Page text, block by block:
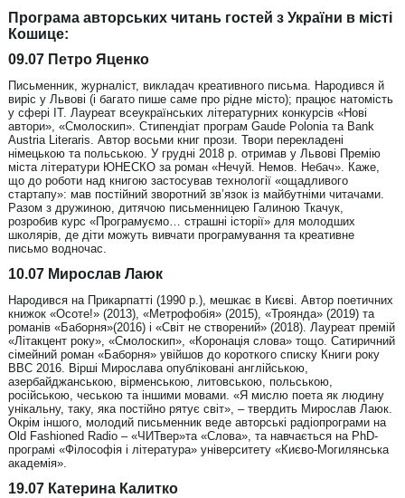
Програма авторських читань гостей з України в місті
Кошице:
09.07 Петро Яценко
Письменник, журналіст, викладач креативного письма. Народився й
виріс у Львові (і багато пише саме про рідне місто); працює натомість
у сфері ІТ. Лауреат всеукраїнських літературних конкурсів «Нові
автори», «Смолоскип». Стипендіат програм Gaude Polonia та Bank
Austria Literaris. Автор восьми книг прози. Твори перекладені
німецькою та польською. У грудні 2018 р. отримав у Львові Премію
міста літератури ЮНЕСКО за роман «Нечуй. Немов. Небач». Каже,
що до роботи над книгою застосував технології «ощадливого
стартапу»: мав постійний зворотний зв’язок із майбутніми читачами.
Разом з дружиною, дитячою письменницею Галиною Ткачук,
розробив курс «Програмуємо… страшні історії» для молодших
школярів, де діти можуть вивчати програмування та креативне
письмо водночас.
10.07 Мирослав Лаюк
Народився на Прикарпатті (1990 р.), мешкає в Києві. Автор поетичних
книжок «Осоте!» (2013), «Метрофобія» (2015), «Троянда» (2019) та
романів «Баборня»(2016) і «Світ не створений» (2018). Лауреат премій
«Літакцент року», «Смолоскип», «Коронація слова» тощо. Сатиричний
сімейний роман «Баборня» увійшов до короткого списку Книги року
ВВС 2016. Вірші Мирослава опубліковані англійською,
азербайджанською, вірменською, литовською, польською,
російською, чеською та іншими мовами. «Я мислю поета як людину
унікальну, таку, яка постійно рятує світ», – твердить Мирослав Лаюк.
Окрім іншого, молодий письменник веде авторські радіопрограми на
Old Fashioned Radio – «ЧИТвер»та «Слова», та навчається на PhD-
програмі «Філософія і література» університету «Києво-Могилянська
академія».
19.07 Катерина Калитко